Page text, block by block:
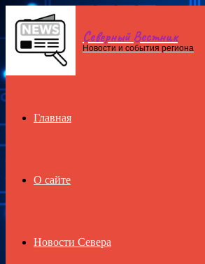
Menu Северный Вестник
Новости и события региона
Главная
О сайте
Новости Севера